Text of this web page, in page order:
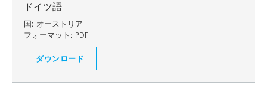
ドイツ語
国: オーストリア
フォーマット: PDF
ダウンロード